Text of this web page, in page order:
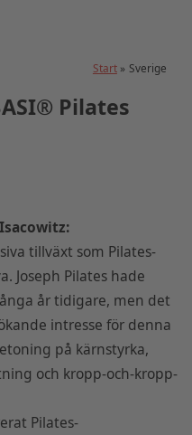
Start Sverige
Pilates
tillväxt som Pilates-
Joseph Pilates hade
år tidigare, men det
intresse för denna
på kärnstyrka,
och kropp-och-kropp-
Pilates-